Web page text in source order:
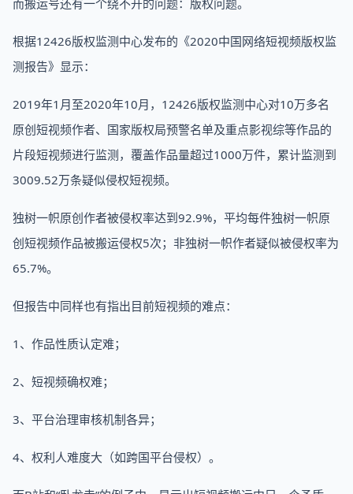
而搬运号还有一个绕不开的问题：版权问题。
根据12426版权监测中心发布的《2020中国网络短视频版权监
测报告》显示：
2019年1月至2020年10月，12426版权监测中心对10万多名
原创短视频作者、国家版权局预警名单及重点影视综等作品的
片段短视频进行监测，覆盖作品量超过1000万件，累计监测到
3009.52万条疑似侵权短视频。
独树一帜原创作者被侵权率达到92.9%，平均每件独树一帜原
创短视频作品被搬运侵权5次；非独树一帜作者疑似被侵权率为
65.7%。
但报告中同样也有指出目前短视频的难点：
1、作品性质认定难；
2、短视频确权难；
3、平台治理审核机制各异；
4、权利人难度大（如跨国平台侵权）。